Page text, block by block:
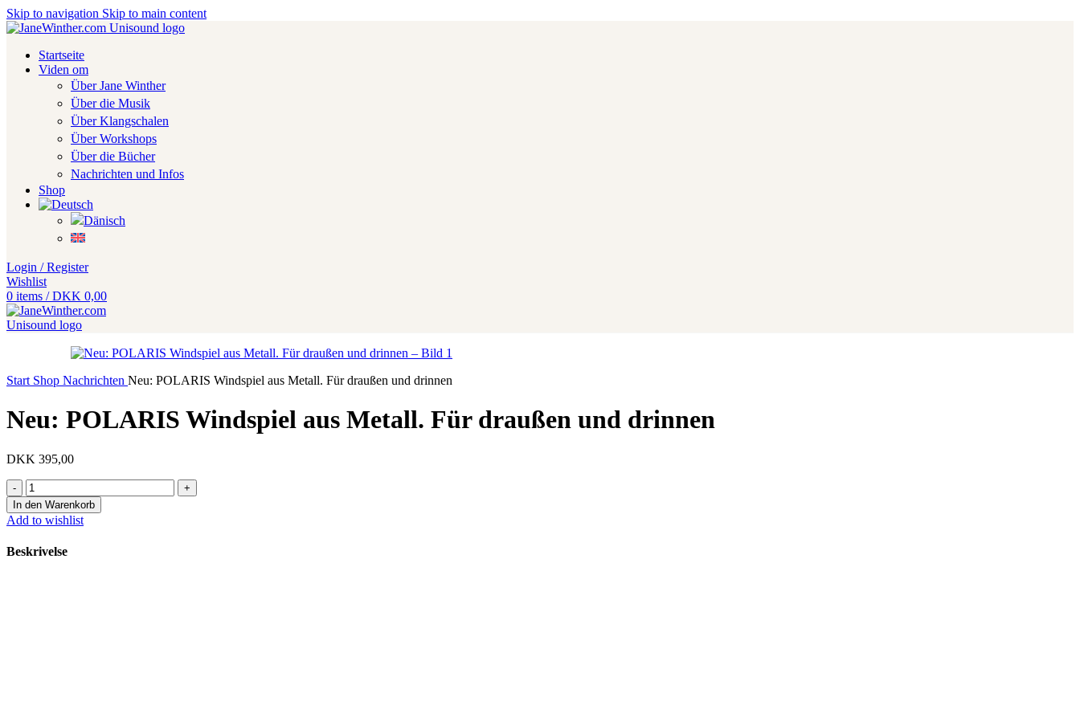
Skip to navigation Skip to main content
Startseite
Viden om
Über Jane Winther
Über die Musik
Über Klangschalen
Über Workshops
Über die Bücher
Nachrichten und Infos
Shop
Login / Register
Wishlist
0 items / DKK 0,00
Start Shop Nachrichten Neu: POLARIS Windspiel aus Metall. Für draußen und drinnen
Neu: POLARIS Windspiel aus Metall. Für draußen und drinnen
DKK 395,00
Neu:
POLARIS
Windspiel
aus
Metall.
Für
In den Warenkorb
Add to wishlist
Beskrivelse